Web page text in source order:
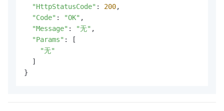
"HttpStatusCode" : 200,
"Code" : "OK" ,
"Message" : "无" ,
"Params" : [
"无"
  ]
}